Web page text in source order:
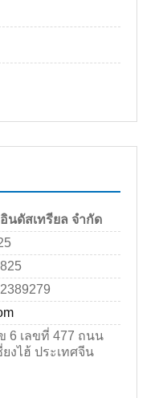
นดัสเทรียล จำกัด
6 เลขที่ 477 ถนน
ยงไฮ้ ประเทศจีน